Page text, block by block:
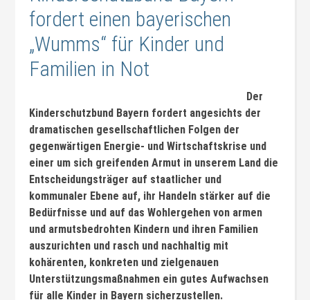
fordert einen bayerischen
„Wumms“ für Kinder und
Familien in Not
Der
Kinderschutzbund Bayern fordert angesichts der
dramatischen gesellschaftlichen Folgen der
gegenwärtigen Energie- und Wirtschaftskrise und
einer um sich greifenden Armut in unserem Land die
Entscheidungsträger auf staatlicher und
kommunaler Ebene auf, ihr Handeln stärker auf die
Bedürfnisse und auf das Wohlergehen von armen
und armutsbedrohten Kindern und ihren Familien
auszurichten und rasch und nachhaltig mit
kohärenten, konkreten und zielgenauen
Unterstützungsmaßnahmen ein gutes Aufwachsen
für alle Kinder in Bayern sicherzustellen.